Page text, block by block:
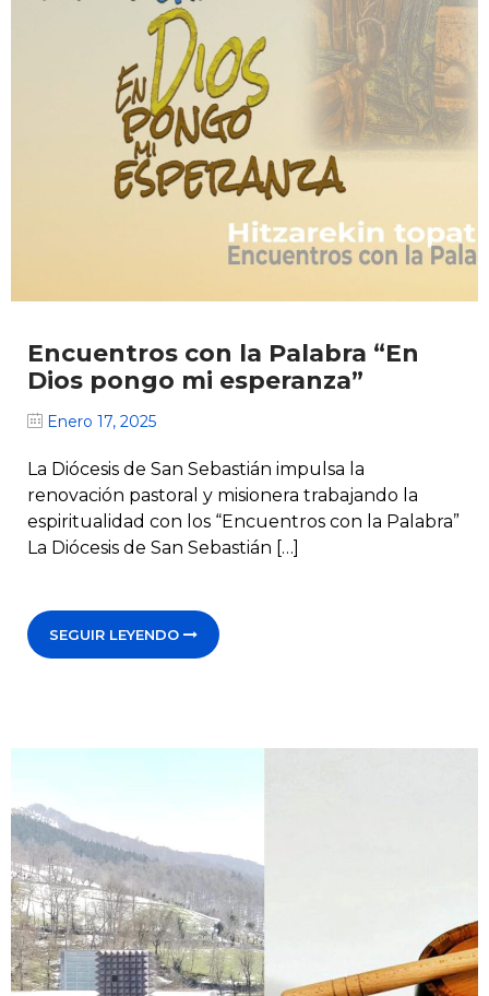
Encuentros con la Palabra “En
Dios pongo mi esperanza”
Enero 17, 2025
La Diócesis de San Sebastián impulsa la
renovación pastoral y misionera trabajando la
espiritualidad con los “Encuentros con la Palabra”
La Diócesis de San Sebastián […]
SEGUIR LEYENDO